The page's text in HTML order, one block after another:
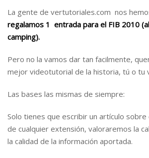
La gente de vertutoriales.com nos
regalamos 1 entrada para el FIB 2010
camping).
Pero no la vamos dar tan facilmente,
mejor videotutorial de la historia, tú o tu
Las bases las mismas de siempre:
Solo tienes que escribir un artículo sobre
de cualquier extensión, valoraremos la
la calidad de la información aportada.